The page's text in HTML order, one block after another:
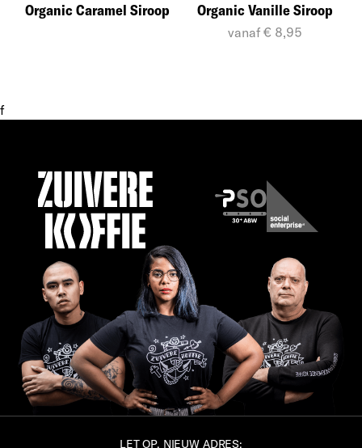
Organic Caramel Siroop Organic Vanille Siroop
vanaf € 8,95
f
LET OP, NIEUW ADRES: